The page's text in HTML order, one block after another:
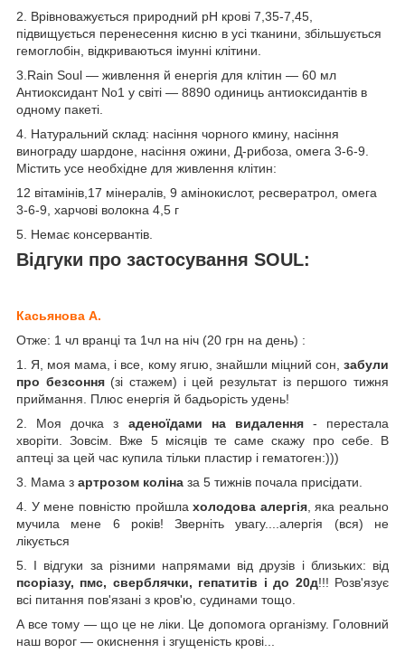
2. Врівноважується природний pH крові 7,35-7,45,
підвищується перенесення кисню в усі тканини, збільшується
гемоглобін, відкриваються імунні клітини.
3.Rain Soul — живлення й енергія для клітин — 60 мл
Антиоксидант No1 у світі — 8890 одиниць антиоксидантів в
одному пакеті.
4. Натуральний склад: насіння чорного кмину, насіння
винограду шардоне, насіння ожини, Д-рибоза, омега 3-6-9.
Містить усе необхідне для живлення клітин:
12 вітамінів,17 мінералів, 9 амінокислот, ресвератрол, омега
3-6-9, харчові волокна 4,5 г
5. Немає консервантів.
Відгуки про застосування SOUL:
Касьянова А.
Отже: 1 чл вранці та 1чл на ніч (20 грн на день) :
1. Я, моя мама, і все, кому яruю, знайшли міцний сон, забули
про безсоння(зі стажем) і цей результат із першого тижня
приймання. Плюс енергія й бадьорість удень!
2. Моя дочка з аденоїдами на видалення- перестала
хворіти. Зовсім. Вже 5 місяців те саме скажу про себе. В
аптеці за цей час купила тільки пластир і гематоген:)))
3. Мама з артрозом коліна за 5 тижнів почала присідати.
4. У мене повністю пройшлахолодова алергія, яка реально
мучила мене 6 років! Зверніть увагу....алергія (вся) не
лікується
5. І відгуки за різними напрямами від друзів і близьких: від
псоріазу, пмс, сверблячки, гепатитів і до 20д!!! Розв'язує
всі питання пов'язані з кров'ю, судинами тощо.
А все тому — що це не ліки. Це допомога організму. Головний
наш ворог — окиснення і згущеність крові...